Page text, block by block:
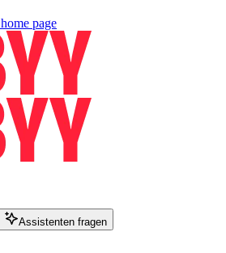
home page
Assistenten fragen